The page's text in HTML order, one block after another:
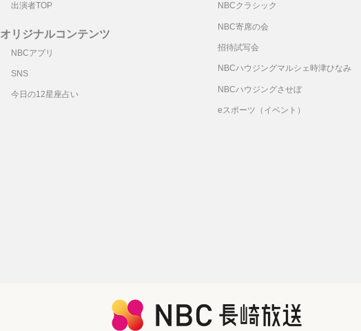
出演者TOP
オリジナルコンテンツ
NBCアプリ
SNS
今日の12星座占い
NBCクラシック
NBC寄席の会
招待試写会
NBCハウジングマルシェ時津ひなみ
NBCハウジングさせぼ
eスポーツ（イベント）